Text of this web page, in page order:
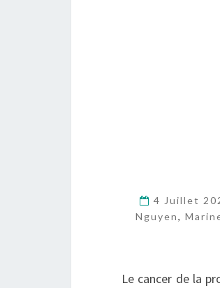
4 Juillet
Nguyen,
Le cancer de la